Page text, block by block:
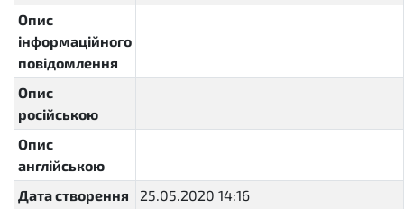
Опис
інформаційного
повідомлення
Опис
російською
Опис
англійською
Дата створення
25.05.2020 14:16